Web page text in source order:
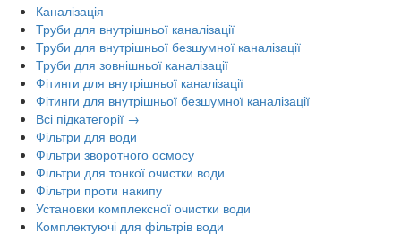
Каналізація
Труби для внутрішньої каналізації
Труби для внутрішньої безшумної каналізації
Труби для зовнішньої каналізації
Фітинги для внутрішньої каналізації
Фітинги для внутрішньої безшумної каналізації
Всі підкатегорії →
Фільтри для води
Фільтри зворотного осмосу
Фільтри для тонкої очистки води
Фільтри проти накипу
Установки комплексної очистки води
Комплектуючі для фільтрів води